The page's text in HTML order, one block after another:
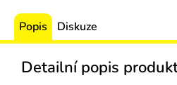
Popis Diskuze
Detailní popis